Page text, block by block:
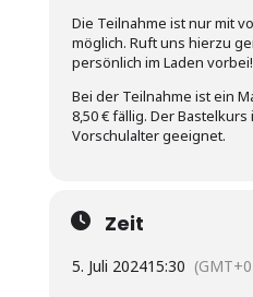
Die Teilnahme ist nur mit
möglich. Ruft uns hierzu
persönlich im Laden vorbei!
Bei der Teilnahme ist ein
8,50 € fällig. Der
Vorschulalter geeignet.
Zeit
5. Juli 202415:30